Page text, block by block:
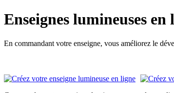
Enseignes lumineuses
En commandant votre enseigne, vous améliorez le